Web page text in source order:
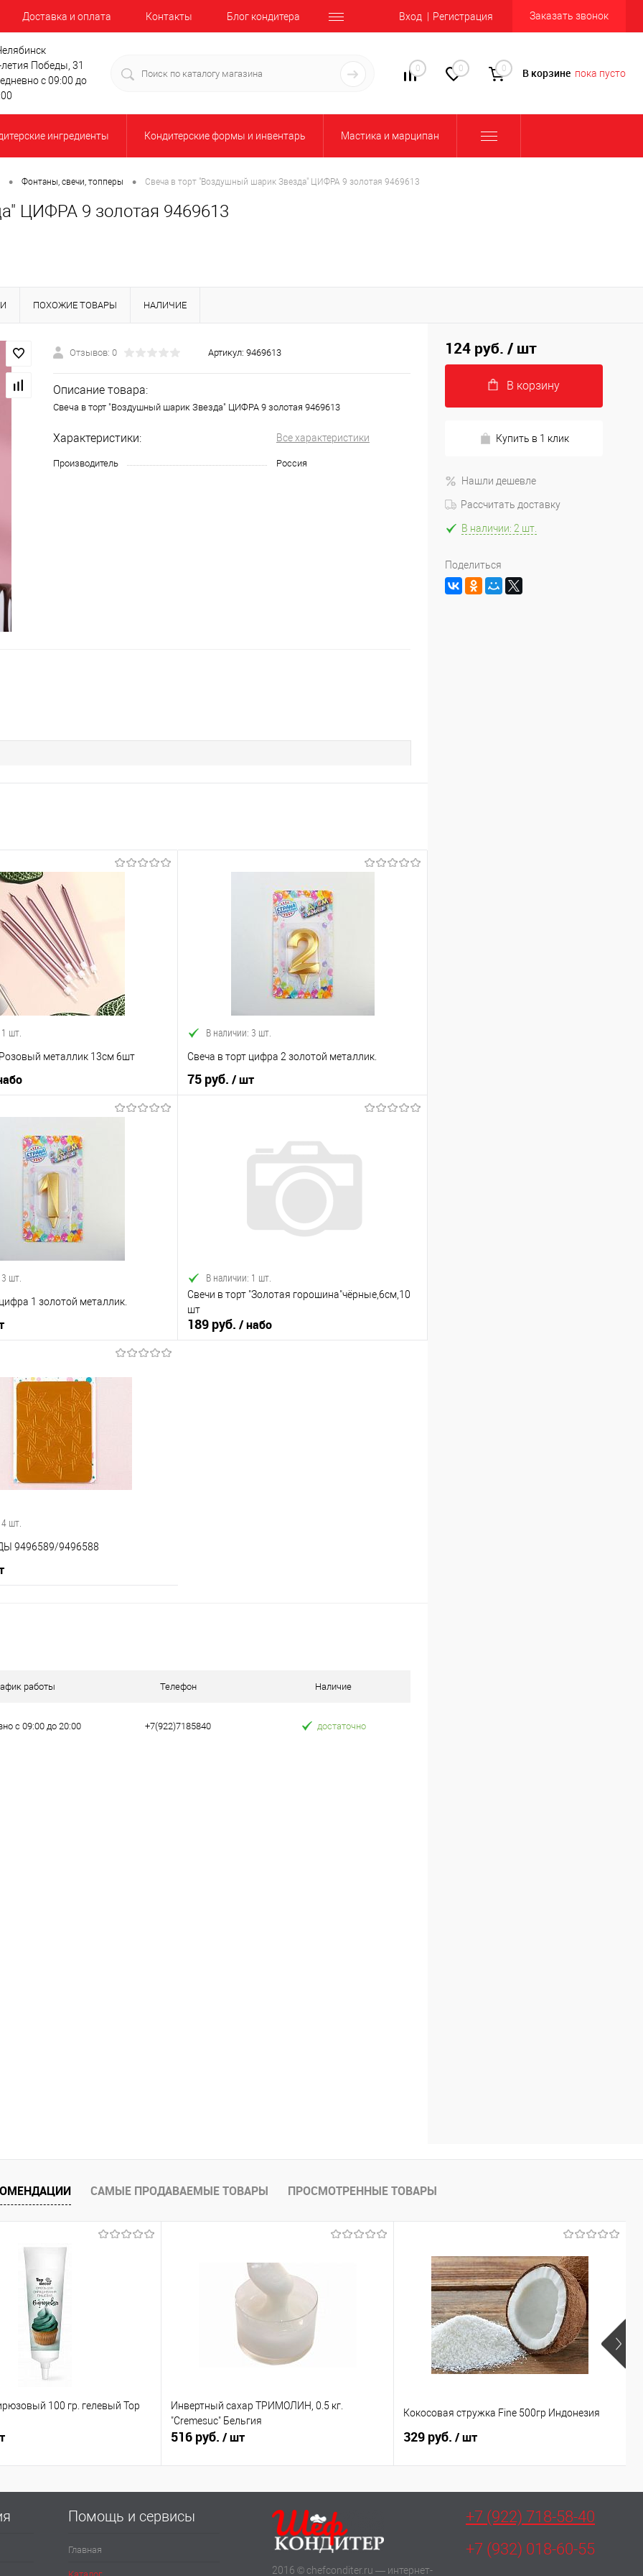
Доставка и оплата Контакты Блог кондитера Вход Регистрация Заказать звонок
Победы, 31
с 09:00 до
0 0 0 В корзине пока пусто
ингредиенты Кондитерские формы и инвентарь Мастика и марципан
• Фонтаны, свечи, топперы • Свеча в торт "Воздушный шарик Звезда" ЦИФРА 9 золотая 9469613
ЦИФРА 9 золотая 9469613
ПОХОЖИЕ ТОВАРЫ НАЛИЧИЕ
Отзывов: 0 Артикул: 9469613
Описание товара:
Свеча в торт "Воздушный шарик Звезда" ЦИФРА 9 золотая 9469613
Характеристики: Все характеристики
Производитель Россия
шт.
металлик 13см 6шт
В корзину
В наличии: 3 шт.
Свеча в торт цифра 2 золотой металлик.
75 руб. / шт
В корзину
Купить в 1 клик
Сравнение
В наличии
шт.
1 золотой металлик.
В корзину
Сравнение
В наличии
В наличии: 1 шт.
Свечи в торт "Золотая горошина"чёрные,6см,10
шт
189 руб. / набо
шт.
9496589/9496588
работы Телефон Наличие
с 09:00 до 20:00 +7(922)7185840 достаточно
124 руб. / шт
В корзину
Купить в 1 клик
Нашли дешевле
Рассчитать доставку
В наличии: 2 шт.
Поделиться
САМЫЕ ПРОДАВАЕМЫЕ ТОВАРЫ ПРОСМОТРЕННЫЕ ТОВАРЫ
100 гр. гелевый Top
Инвертный сахар ТРИМОЛИН, 0.5 кг.
"Cremesuc" Бельгия
516 руб. / шт
Кокосовая стружка Fine 500гр Индонезия
329 руб. / шт
Помощь и сервисы
Главная
2016 © chefconditer.ru — интернет-
+7 (922) 718-58-40
+7 (932) 018-60-55